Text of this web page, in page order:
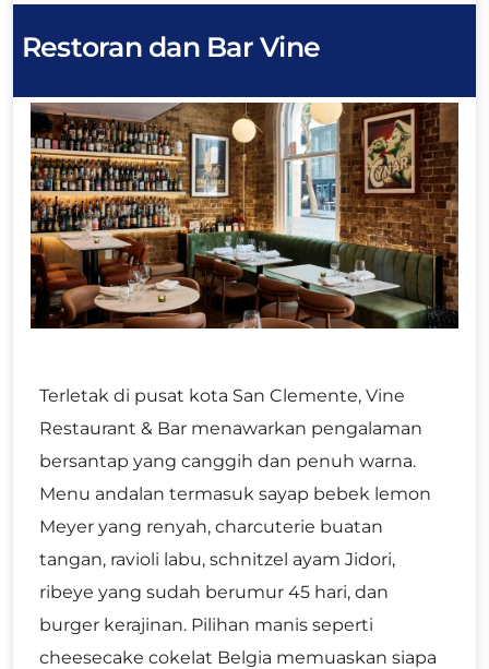
Restoran dan Bar Vine
Terletak di pusat kota San Clemente, Vine
Restaurant & Bar menawarkan pengalaman
bersantap yang canggih dan penuh warna.
Menu andalan termasuk sayap bebek lemon
Meyer yang renyah, charcuterie buatan
tangan, ravioli labu, schnitzel ayam Jidori,
ribeye yang sudah berumur 45 hari, dan
burger kerajinan. Pilihan manis seperti
cheesecake cokelat Belgia memuaskan siapa